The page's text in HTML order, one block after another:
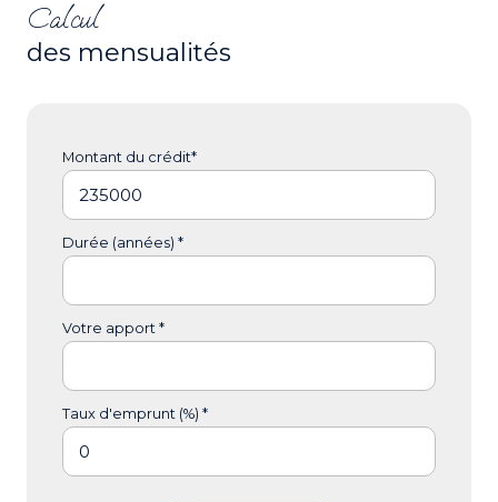
Calcul
des mensualités
Montant du crédit*
Durée (années) *
Votre apport *
Taux d'emprunt (%) *